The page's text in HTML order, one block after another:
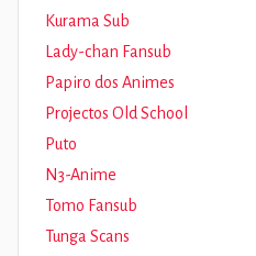
Kurama Sub
Lady-chan Fansub
Papiro dos Animes
Projectos Old School
Puto
N3-Anime
Tomo Fansub
Tunga Scans